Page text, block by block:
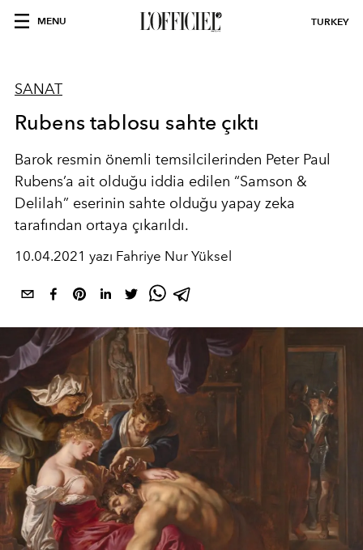
MENU TURKEY
SANAT
Rubens tablosu sahte çıktı
Barok resmin önemli temsilcilerinden Peter Paul
Rubens’a ait olduğu iddia edilen “Samson &
Delilah” eserinin sahte olduğu yapay zeka
tarafından ortaya çıkarıldı.
10.04.2021 yazı Fahriye Nur Yüksel